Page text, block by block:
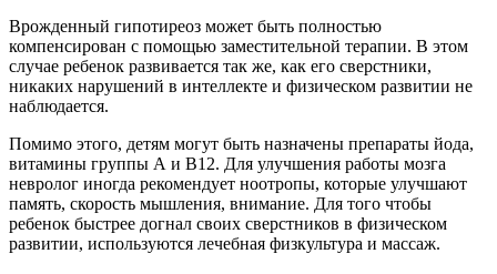
Врожденный гипотиреоз может быть полностью
компенсирован с помощью заместительной терапии. В этом
случае ребенок развивается так же, как его сверстники,
никаких нарушений в интеллекте и физическом развитии не
наблюдается.
Помимо этого, детям могут быть назначены препараты йода,
витамины группы А и В12. Для улучшения работы мозга
невролог иногда рекомендует ноотропы, которые улучшают
память, скорость мышления, внимание. Для того чтобы
ребенок быстрее догнал своих сверстников в физическом
развитии, используются лечебная физкультура и массаж.